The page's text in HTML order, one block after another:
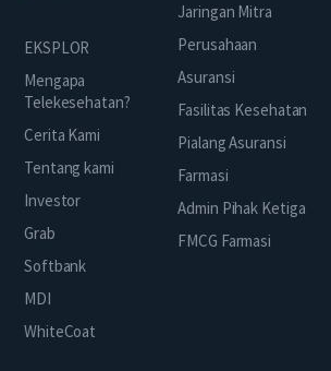
EKSPLOR
Mengapa
Telekesehatan?
Cerita Kami
Tentang kami
Investor
Grab
Softbank
MDI
WhiteCoat
Jaringan Mitra
Perusahaan
Asuransi
Fasilitas Kesehatan
Pialang Asuransi
Farmasi
Admin Pihak Ketiga
FMCG Farmasi